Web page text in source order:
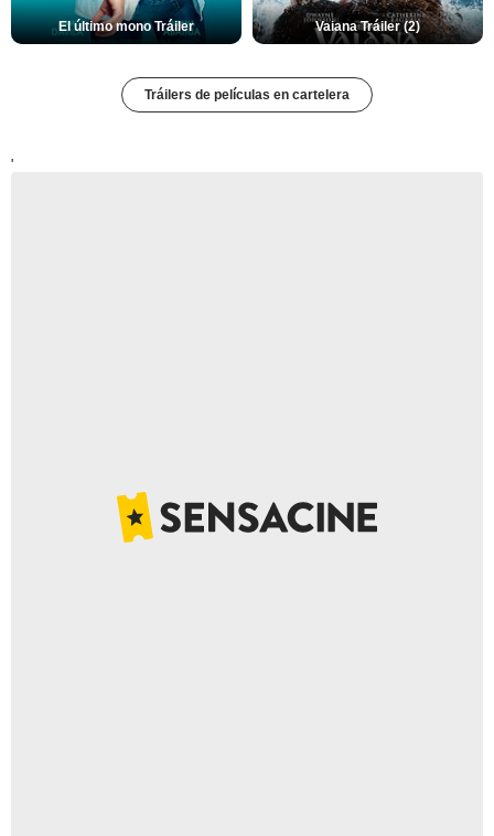
El último mono Tráiler Vaiana Tráiler (2)
Tráilers de películas en cartelera
'